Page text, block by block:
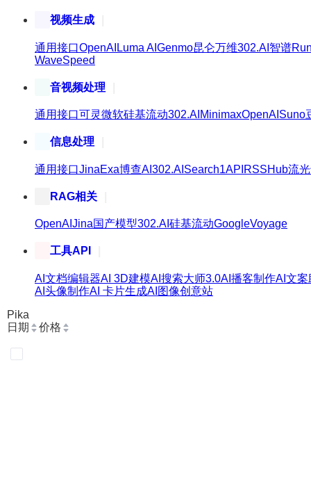
视频生成
通用接口OpenAI Luma AI Genmo昆仑万维302.AI 智谱
WaveSpeed
音视频处理
通用接口可灵微软硅基流动302.AI MinimaxOpenAI Suno
信息处理
通用接口JinaExa博查AI 302.AI Search1API RSSHub流
RAG相关
OpenAI Jina国产模型302.AI 硅基流动GoogleVoyage
工具API
AI文档编辑器AI 3D建模AI搜索大师3.0AI播客制作AI文案
AI头像制作AI 卡片生成AI图像创意站
Pika
日期
价格